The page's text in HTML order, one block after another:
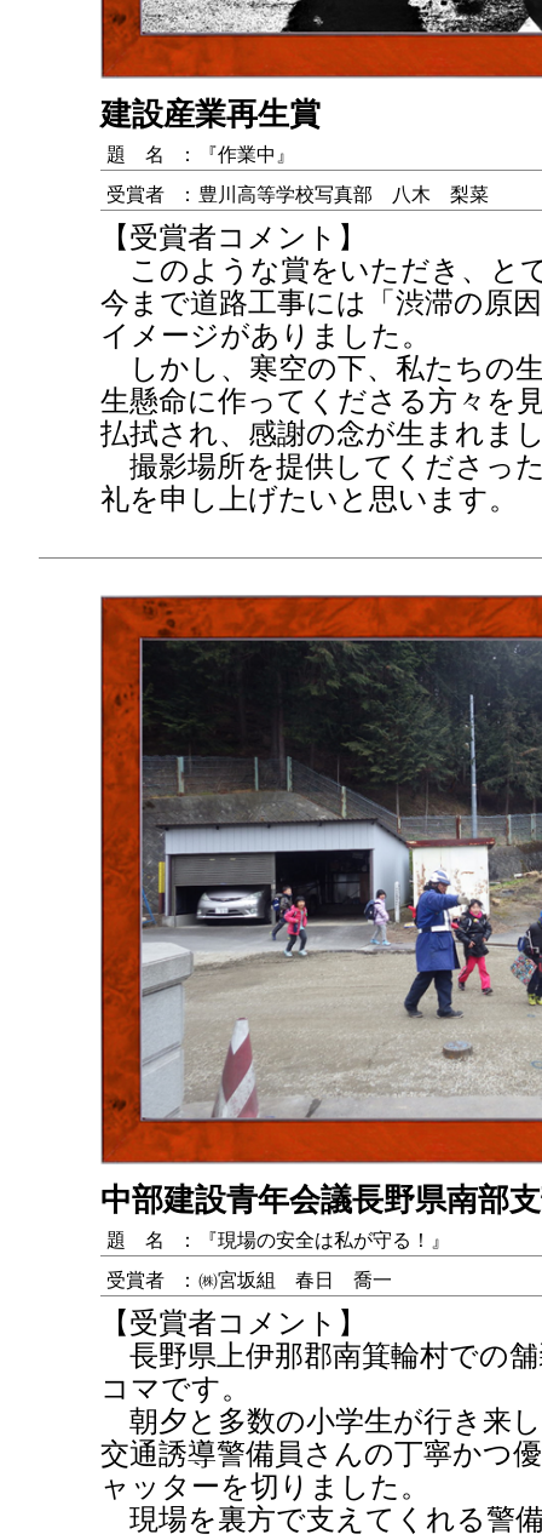
建設産業再生賞
題 名 ：
『作業中』
受賞者
： 豊川高等学校写真部 八木 梨菜
【受賞者コメント】
このような賞をいただき、と
今まで道路工事には「渋滞の原
イメージがありました。
しかし、寒空の下、私たちの
生懸命に作ってくださる方々を
払拭され、感謝の念が生まれま
撮影場所を提供してくださっ
礼を申し上げたいと思います。
中部建設青年会議長野県南部
題 名 ：
『現場の安全は私が守る！』
受賞者
： ㈱宮坂組 春日 喬一
【受賞者コメント】
長野県上伊那郡南箕輪村での
コマです。
朝夕と多数の小学生が行き来
交通誘導警備員さんの丁寧かつ
ャッターを切りました。
現場を裏方で支えてくれる警